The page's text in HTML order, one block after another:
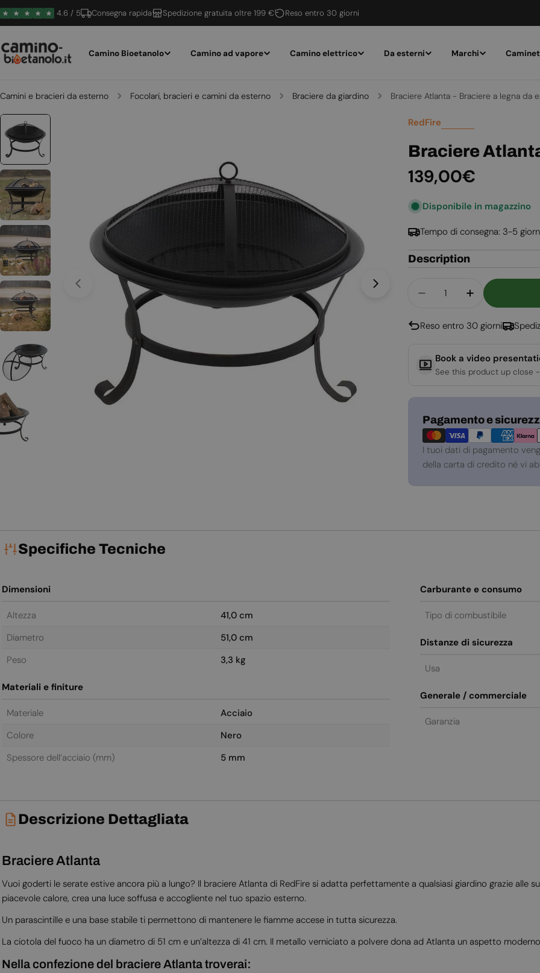
Vai
al
4.6 / 5 Consegna rapida Spedizione gratuita oltre 199 € Reso entro 30 giorni
Camino Bioetanolo Camino ad vapore Camino elettrico Da esterni Marchi
Camini e bracieri da esterno Focolari, bracieri e camini da esterno Braciere da giardino Braciere Atlanta - Braciere a legna da
Apri supporto 0 in modalità modale Apri supporto 1 in modalità modale
RedFire
Braciere
Prezzo
normale
139,00€
Disponibile in magazzino
Tempo di consegna: 3-5
Description
Diminuisci LaAumenta La
Reso entro 30 giorni
Book a video
See this product up close
Pagamento e
Metodi
di
pagamento
I tuoi dati di pagamento
della carta di credito né vi
Specifiche Tecniche
Dimensioni
Altezza
41,0 cm
Diametro
51,0 cm
Peso
3,3 kg
Materiali e finiture
Materiale
Acciaio
Colore
Nero
Spessore dell’acciaio (mm)
5 mm
Carburante e consumo
Tipo di combustibile
Distanze di sicurezza
Usa
Generale / commerciale
Garanzia
Descrizione Dettagliata
Braciere Atlanta
Vuoi goderti le serate estive ancora più a lungo? Il braciere Atlanta di RedFire si adatta perfettamente a qualsiasi giardino grazie alle
piacevole calore, crea una luce soffusa e accogliente nel tuo spazio esterno.
Un parascintille e una base stabile ti permettono di mantenere le fiamme accese in tutta sicurezza.
La ciotola del fuoco ha un diametro di 51 cm e un’altezza di 41 cm. Il metallo verniciato a polvere dona ad Atlanta un aspetto
Nella confezione del braciere Atlanta troverai: